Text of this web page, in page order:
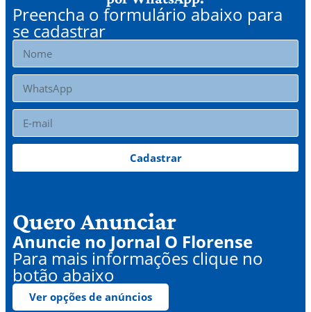
Preencha o formulário abaixo para
se cadastrar
Cadastrar
Quero Anunciar
Anuncie no Jornal O Florense
Para mais informações clique no
botão abaixo
Ver opções de anúncios